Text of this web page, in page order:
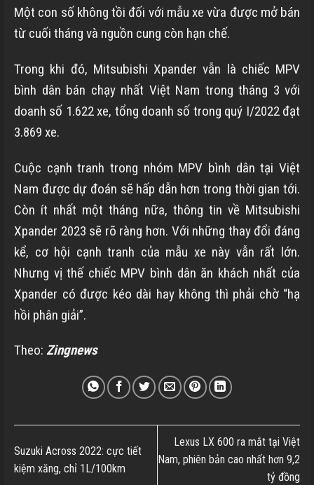
Một con số không tồi đối với mẫu xe vừa được mở bán
từ cuối tháng và nguồn cung còn hạn chế.
Trong khi đó, Mitsubishi Xpander vẫn là chiếc MPV
bình dân bán chạy nhất Việt Nam trong tháng 3 với
doanh số 1.622 xe, tổng doanh số trong quý I/2022 đạt
3.869 xe.
Cuộc cạnh tranh trong nhóm MPV bình dân tại Việt
Nam được dự đoán sẽ hấp dẫn hơn trong thời gian tới.
Còn ít nhất một tháng nữa, thông tin về Mitsubishi
Xpander 2023 sẽ rõ ràng hơn. Với những thay đổi đáng
kể, cơ hội cạnh tranh của mẫu xe này vẫn rất lớn.
Nhưng vị thế chiếc MPV bình dân ăn khách nhất của
Xpander có được kéo dài hay không thì phải chờ “hạ
hồi phân giải”.
Theo: Zingnews
Suzuki Across 2022: cực tiết
kiệm xăng, chỉ 1L/100km
Lexus LX 600 ra mắt tại Việt
Nam, phiên bản cao nhất hơn 9,2
tỷ đồng